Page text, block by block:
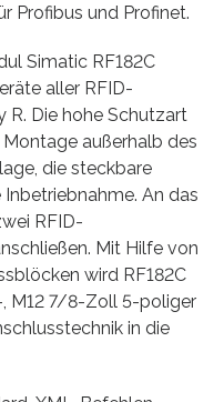
Profibus und Profinet.
Simatic RF182C
aller RFID-
Die hohe Schutzart
außerhalb des
die steckbare
An das
RFID-
Mit Hilfe von
wird RF182C
M12 7/8-Zoll 5-poliger
in die